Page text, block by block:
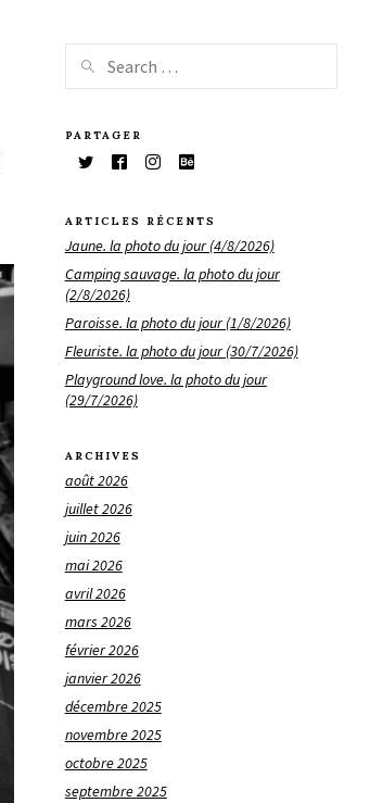
PARTAGER
ARTICLES RÉCENTS
Jaune. la photo du jour (4/8/2026)
Camping sauvage. la photo du jour
(2/8/2026)
Paroisse. la photo du jour (1/8/2026)
Fleuriste. la photo du jour (30/7/2026)
Playground love. la photo du jour
(29/7/2026)
ARCHIVES
août 2026
juillet 2026
juin 2026
mai 2026
avril 2026
mars 2026
février 2026
janvier 2026
décembre 2025
novembre 2025
octobre 2025
septembre 2025